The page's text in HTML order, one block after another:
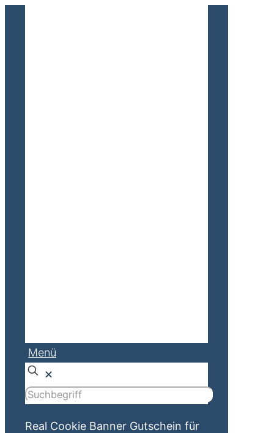
Menü
✕
Real Cookie Banner Gutschein für